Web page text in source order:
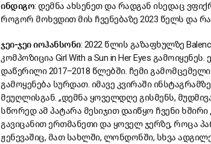
ინდიგო: დემნა ახსენეთ და რადგან ისედაც
როგორ მოხვდით მის ჩვენებაზე 2023 წელს და
ჯეი-ჯეიიოჰანსონი: 2022 წლის გაზაფხულზე
კომპოზიცია Girl With a Sun in Her Eyes
დაწერილი 2017–2018 წლებში. ჩემი
გამოყენება სურდათ. იმავე კვირაში
მეუღლისგან. „დემნა ყოველდღე გისმენს,
სწორედ ამ პატარა მესიჯით დაიწყო ჩვენი ხშირი
გავიცანით ერთმანეთი და ყოველ ჯერზე, როცა
ჟენევაშიც, მათ სახლში, ლონდონში, სხვა